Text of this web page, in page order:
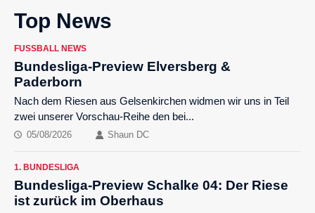
Top News
FUSSBALL NEWS
Bundesliga-Preview Elversberg &
Paderborn
Nach dem Riesen aus Gelsenkirchen widmen wir uns in Teil
zwei unserer Vorschau-Reihe den bei...
05/08/2026 Shaun DC
1. BUNDESLIGA
Bundesliga-Preview Schalke 04: Der Riese
ist zurück im Oberhaus